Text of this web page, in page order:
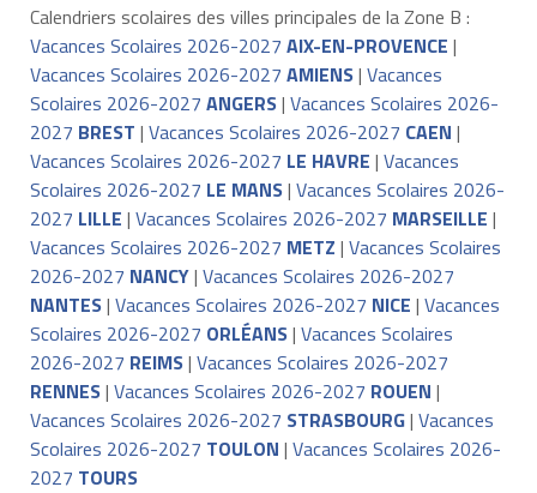
Calendriers scolaires des villes principales de la Zone B :
Vacances Scolaires 2026-2027 AIX-EN-PROVENCE |
Vacances Scolaires 2026-2027 AMIENS| Vacances
Scolaires 2026-2027 ANGERS| Vacances Scolaires 2026-
2027 BREST | Vacances Scolaires 2026-2027 CAEN |
Vacances Scolaires 2026-2027 LE HAVRE | Vacances
Scolaires 2026-2027 LE MANS| Vacances Scolaires 2026-
2027 LILLE | Vacances Scolaires 2026-2027 MARSEILLE |
Vacances Scolaires 2026-2027 METZ | Vacances Scolaires
2026-2027 NANCY| Vacances Scolaires 2026-2027
NANTES| Vacances Scolaires 2026-2027 NICE | Vacances
Scolaires 2026-2027 ORLÉANS| Vacances Scolaires
2026-2027 REIMS| Vacances Scolaires 2026-2027
RENNES| Vacances Scolaires 2026-2027 ROUEN |
Vacances Scolaires 2026-2027 STRASBOURG| Vacances
Scolaires 2026-2027 TOULON | Vacances Scolaires 2026-
2027 TOURS